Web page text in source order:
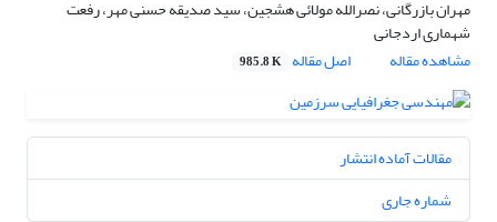
مهران بازرگانی، نصرالله مولائی هشجین، سید صدیقه حسنی مهر، رفعت
شهماری اردجانی
مشاهده مقاله
اصل مقاله 985.8 K
مقالات آماده انتشار
شماره جاری